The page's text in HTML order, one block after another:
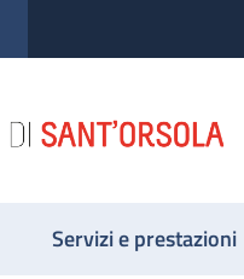
Servizi e prestazioni